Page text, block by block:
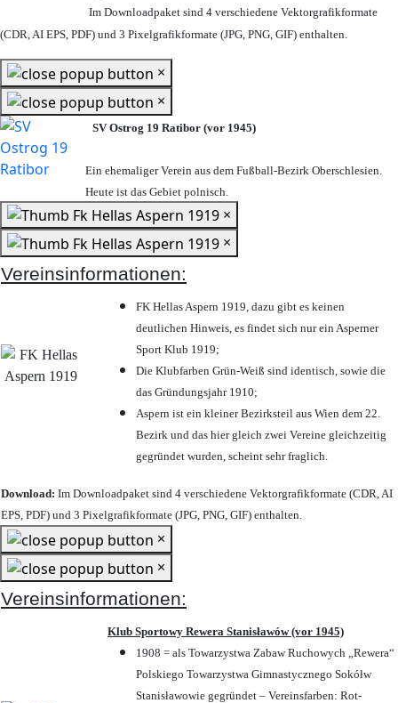
Im Downloadpaket sind 4 verschiedene Vektorgrafikformate
(CDR, AI EPS, PDF) und 3 Pixelgrafikformate (JPG, PNG, GIF) enthalten.
×
×
SV Ostrog 19 Ratibor (vor 1945)
Ein ehemaliger Verein aus dem Fußball-Bezirk Oberschlesien.
Heute ist das Gebiet polnisch.
×
×
Vereinsinformationen:
FK Hellas Aspern 1919, dazu gibt es keinen
deutlichen Hinweis, es findet sich nur ein Asperner
Sport Klub 1919;
Die Klubfarben Grün-Weiß sind identisch, sowie die
das Gründungsjahr 1910;
Aspern ist ein kleiner Bezirksteil aus Wien dem 22.
Bezirk und das hier gleich zwei Vereine gleichzeitig
gegründet wurden, scheint sehr fraglich.
Download: Im Downloadpaket sind 4 verschiedene Vektorgrafikformate (CDR, AI
EPS, PDF) und 3 Pixelgrafikformate (JPG, PNG, GIF) enthalten.
×
×
Vereinsinformationen:
Klub Sportowy Rewera Stanisławów (vor 1945)
1908 = als Towarzystwa Zabaw Ruchowych „Rewera“
Polskiego Towarzystwa Gimnastycznego Sokółw
Stanisławowie gegründet – Vereinsfarben: Rot-